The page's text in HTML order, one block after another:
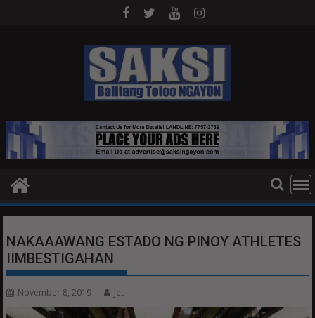
NAKAAAWANG ESTADO NG PINOY ATHLETES
IIMBESTIGAHAN
November 8, 2019 Jet